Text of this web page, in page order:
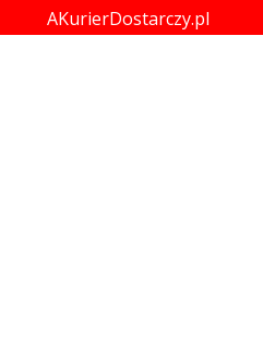
AKurierDostarczy.pl